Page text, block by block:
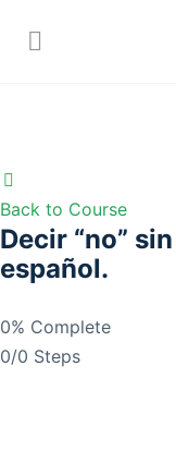
Back to Course
Decir “no”
español.
0% Complete
0/0 Steps